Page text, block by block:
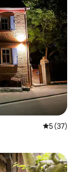
5 (37)